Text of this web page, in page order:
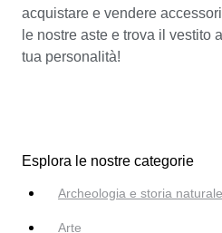
acquistare e vendere
le nostre aste e trova il vestito
tua personalità!
Esplora le nostre categorie
Archeologia e storia naturale
Arte